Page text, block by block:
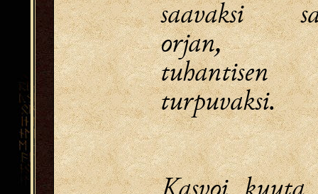
saavaksi
orjan,
tuhantisen
turpuvaksi.